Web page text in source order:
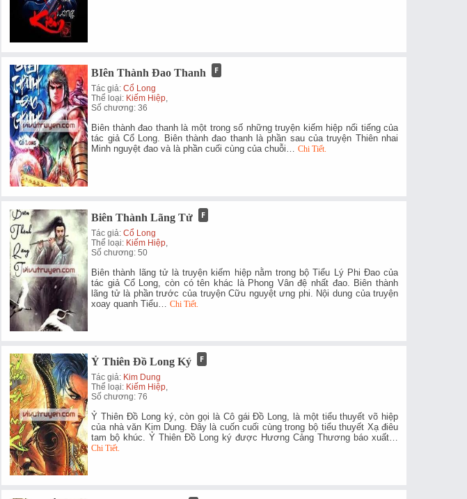
BIên Thành Đao Thanh
Tác giả:Cổ Long
Thể loại: Kiếm Hiệp,
Số chương: 36
Biên thành đao thanh là một trong số những truyện kiếm hiệp nổi tiếng của
tác giả Cổ Long. Biên thành đao thanh là phần sau của truyện Thiên nhai
Minh nguyệt đao và là phần cuối cùng của chuỗi…Chi Tiết.
Biên Thành Lãng Tử
Tác giả:Cổ Long
Thể loại: Kiếm Hiệp
Số chương: 50
Biên thành lãng tử là truyện kiếm hiệp nằm trong bộ Tiểu Lý Phi Đao của
tác giả Cổ Long, còn có tên khác là Phong Vân đệ nhất đao. Biên thành
lãng tử là phần trước của truyện Cữu nguyệt ưng phi. Nội dung của truyện
xoay quanh Tiểu…Chi Tiết.
Ỷ Thiên Đồ Long Ký
Tác giả: Kim Dung
Thể loại: Kiếm Hiệp,
Số chương: 76
Ỷ Thiên Đồ Long ký, còn gọi là Cô gái Đồ Long, là một tiểu thuyết võ hiệp
của nhà văn Kim Dung. Đây là cuốn cuối cùng trong bộ tiểu thuyết Xạ điêu
tam bộ khúc. Ỷ Thiên Đồ Long ký được Hương Cảng Thương báo xuất…
Chi Tiết.